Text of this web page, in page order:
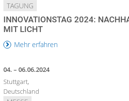
TAGUNG
INNOVATIONSTAG 2024:
MIT LICHT
Mehr erfahren
04. – 06.06.2024
Stuttgart,
Deutschland